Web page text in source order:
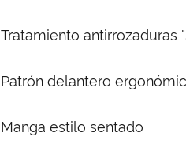
Tratamiento antirrozaduras
Patrón delantero
Manga estilo sentado